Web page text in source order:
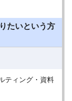
たいという方
ティング・資料